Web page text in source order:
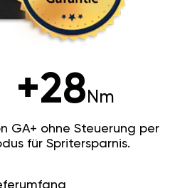
+28Nm
GA+ ohne Steuerung per
für Spritersparnis.